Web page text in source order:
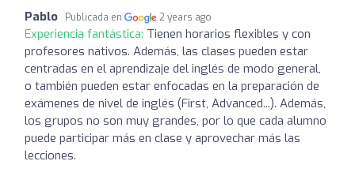
Pablo Publicada en 2 years ago
Experiencia fantástica: Tienen horarios flexibles y con
profesores nativos. Además, las clases pueden estar
centradas en el aprendizaje del inglés de modo general,
o también pueden estar enfocadas en la preparación de
exámenes de nivel de inglés (First, Advanced...). Además,
los grupos no son muy grandes, por lo que cada alumno
puede participar más en clase y aprovechar más las
lecciones.